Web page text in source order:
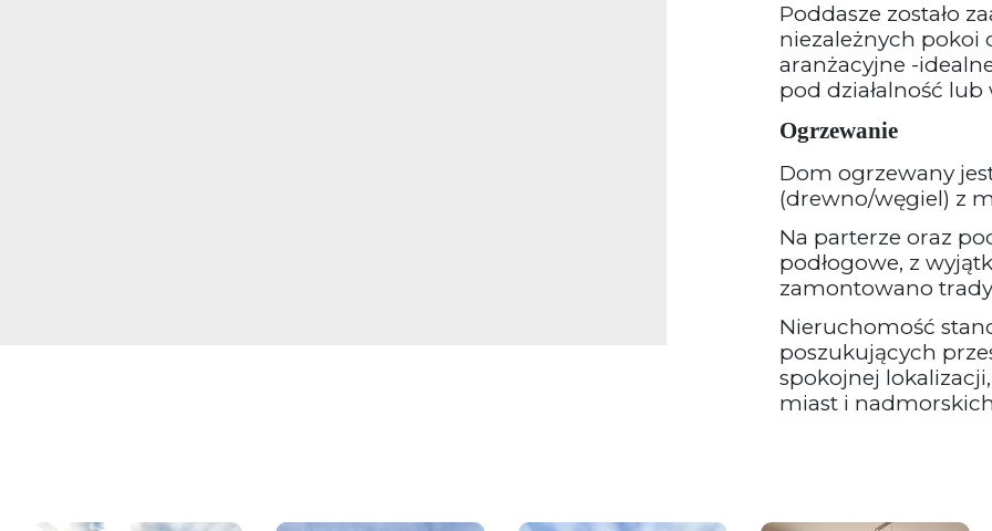
Poddasze zostało
niezależnych pokoi
aranżacyjne -
pod działalność
Ogrzewanie
Dom ogrzewany
(drewno/węgiel) z
Na parterze oraz
podłogowe, z
zamontowano
Nieruchomość
poszukujących
spokojnej
miast i